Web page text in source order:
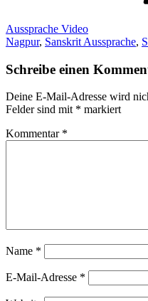
Aussprache Video
Nagpur, Sanskrit Aussprache,
Schreibe einen
Deine E-Mail-Adresse wird
Felder sind mit * markiert
Kommentar *
Name *
E-Mail-Adresse *